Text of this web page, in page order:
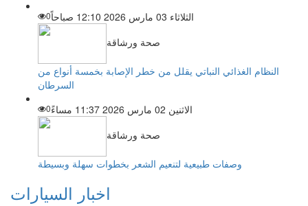
الثلاثاء 03 مارس 2026 12:10 صباحاً
0
صحة ورشاقة
النظام الغذائي النباتي يقلل من خطر الإصابة بخمسة أنواع من
السرطان
الاثنين 02 مارس 2026 11:37 مساءً
0
صحة ورشاقة
وصفات طبيعية لتنعيم الشعر بخطوات سهلة وبسيطة
اخبار السيارات